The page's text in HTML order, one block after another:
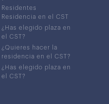
Residentes
Residencia en el CST
¿Has elegido plaza en
el CST?
¿Quieres hacer la
residencia en el CST?
¿Has elegido plaza en
el CST?